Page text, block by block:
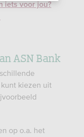
iets voor jou?
ASN Bank
kiezen uit
op o.a. het